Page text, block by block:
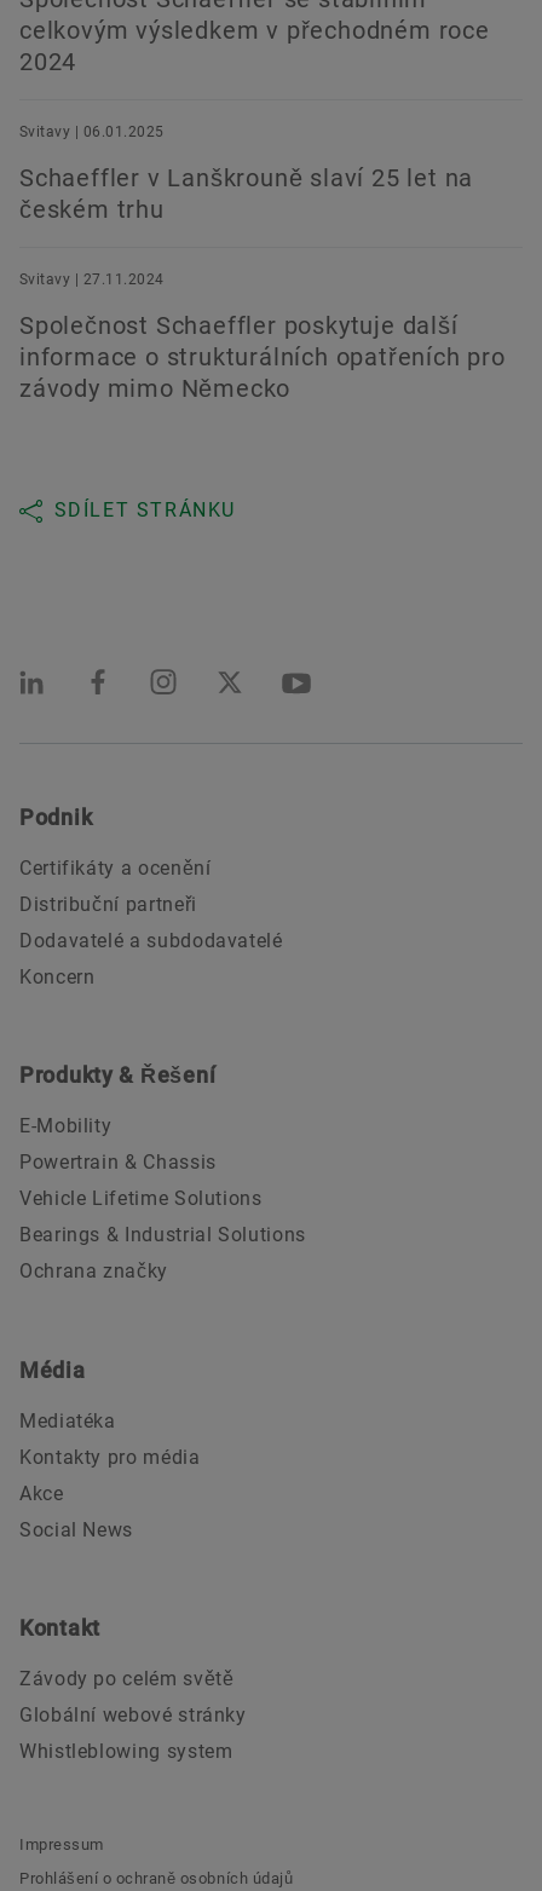
celkovým výsledkem v přechodném roce
2024
Svitavy | 06.01.2025
Schaeffler v Lanškrouně slaví 25 let na
českém trhu
Svitavy | 27.11.2024
Společnost Schaeffler poskytuje další
informace o strukturálních opatřeních pro
závody mimo Německo
SDÍLET STRÁNKU
Podnik
Certifikáty a ocenění
Distribuční partneři
Dodavatelé a subdodavatelé
Koncern
Produkty & Řešení
E-Mobility
Powertrain & Chassis
Vehicle Lifetime Solutions
Bearings & Industrial Solutions
Ochrana značky
Média
Mediatéka
Kontakty pro média
Akce
Social News
Kontakt
Závody po celém světě
Globální webové stránky
Whistleblowing system
Impressum
Prohlášení o ochraně osobních údajů